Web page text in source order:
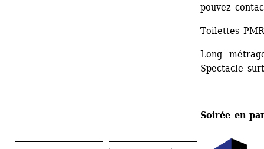
pouvez
Toilettes
Long-
Spectacle
Soirée en